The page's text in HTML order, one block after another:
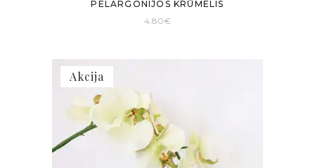
PELARGONIJOS KRŪMELIS
4.80€
Akcija